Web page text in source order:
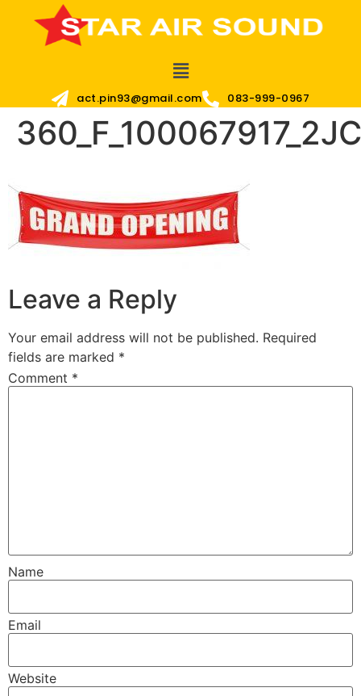
act.pin93@gmail.com 083-999-0967
Leave a Reply
Your email address will not be published. Required
fields are marked *
Comment *
Name
Email
Website